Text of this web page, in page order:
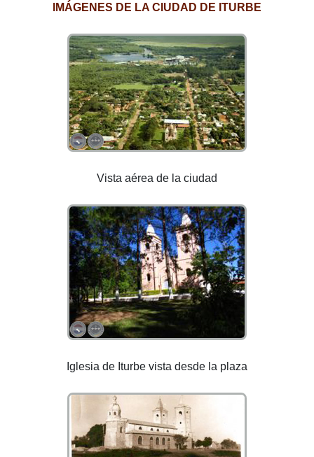
IMÁGENES DE LA CIUDAD DE ITURBE
Vista aérea de la ciudad
Iglesia de Iturbe vista desde la plaza